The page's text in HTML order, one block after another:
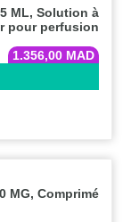
5 ML, Solution à
pour perfusion
1.356,00 MAD
MG, Comprimé